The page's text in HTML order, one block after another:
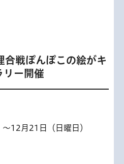
戦ぽんぽこの絵がキ
リー開催
12月21日（日曜日）